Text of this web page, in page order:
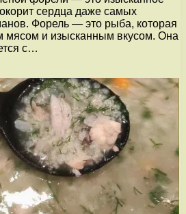
сердца даже самых
Форель — это рыба, которая
мясом и изысканным вкусом. Она
с…